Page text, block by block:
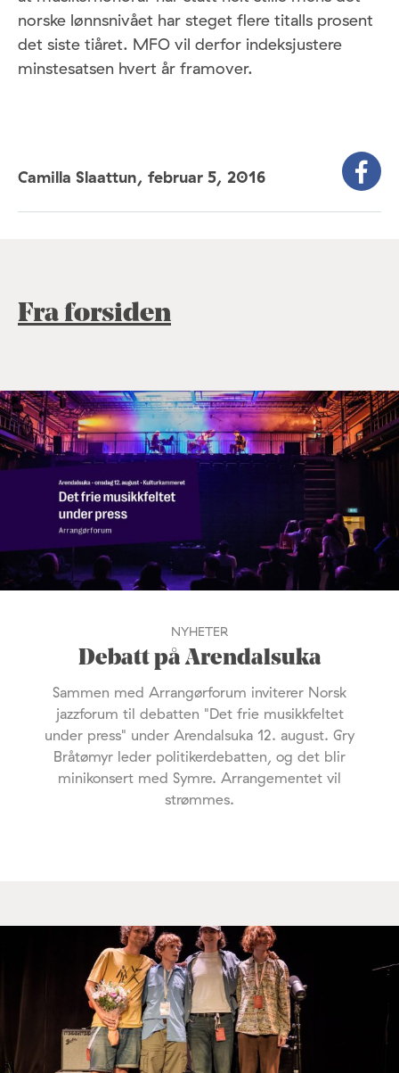
norske lønnsnivået har steget flere titalls prosent
det siste tiåret. MFO vil derfor indeksjustere
minstesatsen hvert år framover.
Camilla Slaattun, februar 5, 2016
Fra forsiden
NYHETER
Debatt på Arendalsuka
Sammen med Arrangørforum inviterer Norsk
jazzforum til debatten "Det frie musikkfeltet
under press" under Arendalsuka 12. august. Gry
Bråtømyr leder politikerdebatten, og det blir
minikonsert med Symre. Arrangementet vil
strømmes.